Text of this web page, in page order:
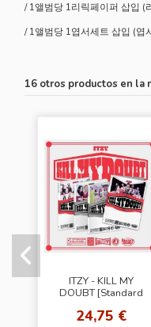
/ 1앨범당 1리릭페이퍼 삽입 (
/ 1앨범당 1엽서세트 삽입 (엽
16 otros productos en la
ITZY - KILL MY
DOUBT [Standard
Cover] + Random
24,75 €